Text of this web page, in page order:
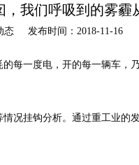
我们呼吸到的雾霾
态 发布时间：2018-11-16
每一度电，开的每一辆车，
况挂钩分析。通过重工业的